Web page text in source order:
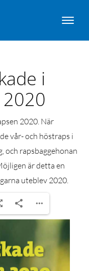
i
2020. När
vår- och höstraps i
och rapsbaggehonan
är detta en
uteblev 2020.